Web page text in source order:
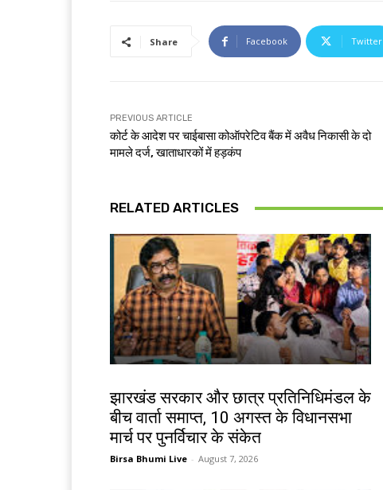
Share Facebook Twitter
PREVIOUS ARTICLE
कोर्ट के आदेश पर चाईबासा कोऑपरेटिव बैंक में अवैध निकासी के दो
मामले दर्ज, खाताधारकों में हड़कंप
RELATED ARTICLES
झारखंड सरकार और छात्र प्रतिनिधिमंडल के
बीच वार्ता समाप्त, 10 अगस्त के विधानसभा
मार्च पर पुनर्विचार के संकेत
Birsa Bhumi Live - August 7, 2026